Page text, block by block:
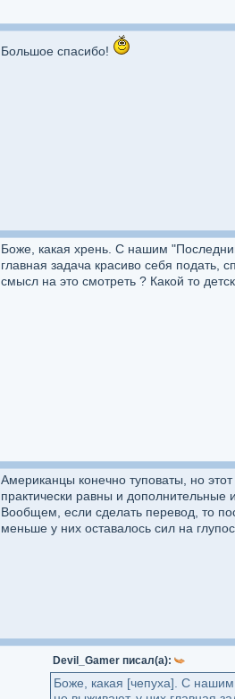
Большое спасибо!
Боже, какая хрень. С нашим
главная задача красиво себя
смысл на это смотреть ? Какой то
Американцы конечно туповаты, но
практически равны и дополнительные
Вообщем, если сделать перевод, то
меньше у них оставалось сил на
Devil_Gamer писал(а):
Боже, какая [чепуха]. С